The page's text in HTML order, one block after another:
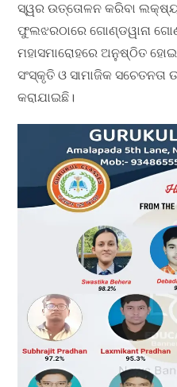
ସ୍ୱର ଉତ୍ତୋଳନ କରିବା
ଫୁଲଝରଠାରେ ଗୋଣ୍ଡୱାନା
ମହାସମାରୋହରେ ଅନୁଷ୍ଠିତ
ସଂସ୍କୃତି ଓ ସାମାଜିକ
କରାଯାଇଛି।